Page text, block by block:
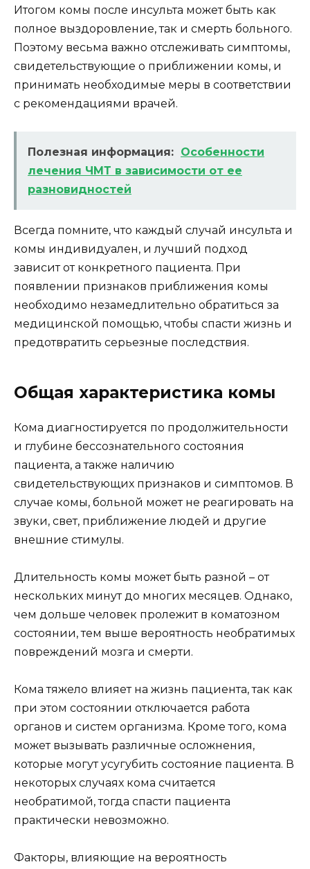
Итогом комы после инсульта может быть как
полное выздоровление, так и смерть больного.
Поэтому весьма важно отслеживать симптомы,
свидетельствующие о приближении комы, и
принимать необходимые меры в соответствии
с рекомендациями врачей.
Полезная информация: Особенности
лечения ЧМТ в зависимости от ее
разновидностей
Всегда помните, что каждый случай инсульта и
комы индивидуален, и лучший подход
зависит от конкретного пациента. При
появлении признаков приближения комы
необходимо незамедлительно обратиться за
медицинской помощью, чтобы спасти жизнь и
предотвратить серьезные последствия.
Общая характеристика комы
Кома диагностируется по продолжительности
и глубине бессознательного состояния
пациента, а также наличию
свидетельствующих признаков и симптомов. В
случае комы, больной может не реагировать на
звуки, свет, приближение людей и другие
внешние стимулы.
Длительность комы может быть разной – от
нескольких минут до многих месяцев. Однако,
чем дольше человек пролежит в коматозном
состоянии, тем выше вероятность необратимых
повреждений мозга и смерти.
Кома тяжело влияет на жизнь пациента, так как
при этом состоянии отключается работа
органов и систем организма. Кроме того, кома
может вызывать различные осложнения,
которые могут усугубить состояние пациента. В
некоторых случаях кома считается
необратимой, тогда спасти пациента
практически невозможно.
Факторы, влияющие на вероятность